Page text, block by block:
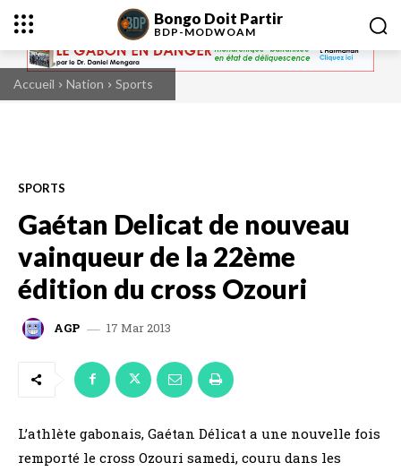
Bongo Doit Partir
BDP-MODWOAM
Accueil Nation Sports
SPORTS
Gaétan Delicat de nouveau
vainqueur de la 22ème
édition du cross Ozouri
AGP 17 Mar 2013
L’athlète gabonais, Gaétan Délicat a une nouvelle fois
remporté le cross Ozouri samedi, couru dans les